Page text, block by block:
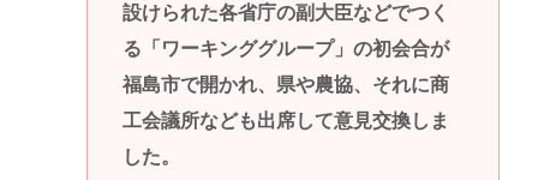
設けられた各省庁の副大臣などでつく
る「ワーキンググループ」の初会合が
福島市で開かれ、県や農協、それに商
工会議所なども出席して意見交換しま
した。